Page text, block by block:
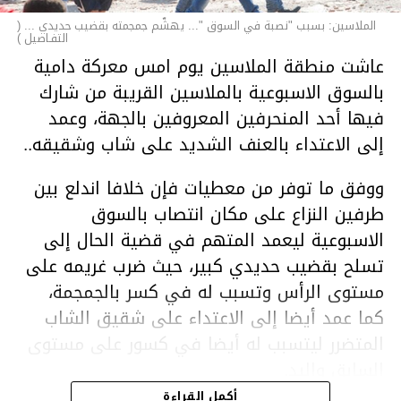
الملاسين: بسبب "نصبة في السوق "... يهشّم جمجمته بقضيب حديدي ... (
التفـاصيل )
عاشت منطقة الملاسين يوم امس معركة دامية
بالسوق الاسبوعية بالملاسين القريبة من شارك
فيها أحد المنحرفين المعروفين بالجهة، وعمد
إلى الاعتداء بالعنف الشديد على شاب وشقيقه..
ووفق ما توفر من معطيات فإن خلافا اندلع بين
طرفين النزاع على مكان انتصاب بالسوق
الاسبوعية ليعمد المتهم في قضية الحال إلى
تسلح بقضيب حديدي كبير، حيث ضرب غريمه على
مستوى الرأس وتسبب له في كسر بالجمجمة،
كما عمد أيضا إلى الاعتداء على شقيق الشاب
المتضرر ليتسبب له أيضا في كسور على مستوى
أكمل القراءة